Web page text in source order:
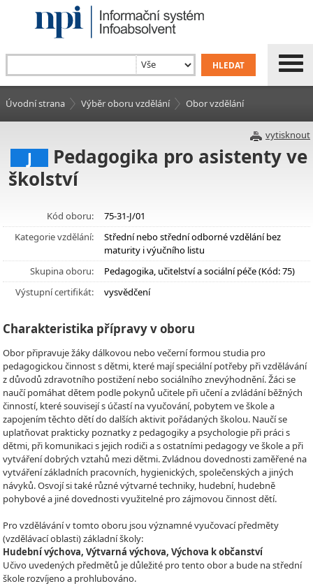
Úvodní strana Výběr oboru vzdělání Obor vzdělání
vytisknout
J
Pedagogika pro asistenty ve
školství
Kód oboru:
75-31-J/01
Kategorie vzdělání:
Střední nebo střední odborné vzdělání bez
maturity i výučního listu
Skupina oboru:
Pedagogika, učitelství a sociální péče (Kód: 75)
Výstupní certifikát:
vysvědčení
Charakteristika přípravy v oboru
Obor připravuje žáky dálkovou nebo večerní formou studia pro
pedagogickou činnost s dětmi, které mají speciální potřeby při vzdělávání
z důvodů zdravotního postižení nebo sociálního znevýhodnění. Žáci se
naučí pomáhat dětem podle pokynů učitele při učení a zvládání běžných
činností, které souvisejí s účastí na vyučování, pobytem ve škole a
zapojením těchto dětí do dalších aktivit pořádaných školou. Naučí se
uplatňovat prakticky poznatky z pedagogiky a psychologie při práci s
dětmi, při komunikaci s jejich rodiči a s ostatními pedagogy ve škole a při
vytváření dobrých vztahů mezi dětmi. Zvládnou dovednosti zaměřené na
vytváření základních pracovních, hygienických, společenských a jiných
návyků. Osvojí si také různé výtvarné techniky, hudební, hudebně
pohybové a jiné dovednosti využitelné pro zájmovou činnost dětí.
Pro vzdělávání v tomto oboru jsou významné vyučovací předměty
(vzdělávací oblasti) základní školy:
Hudební výchova, Výtvarná výchova, Výchova k občanství
Učivo uvedených předmětů je důležité pro tento obor a bude na střední
škole rozvíjeno a prohlubováno.